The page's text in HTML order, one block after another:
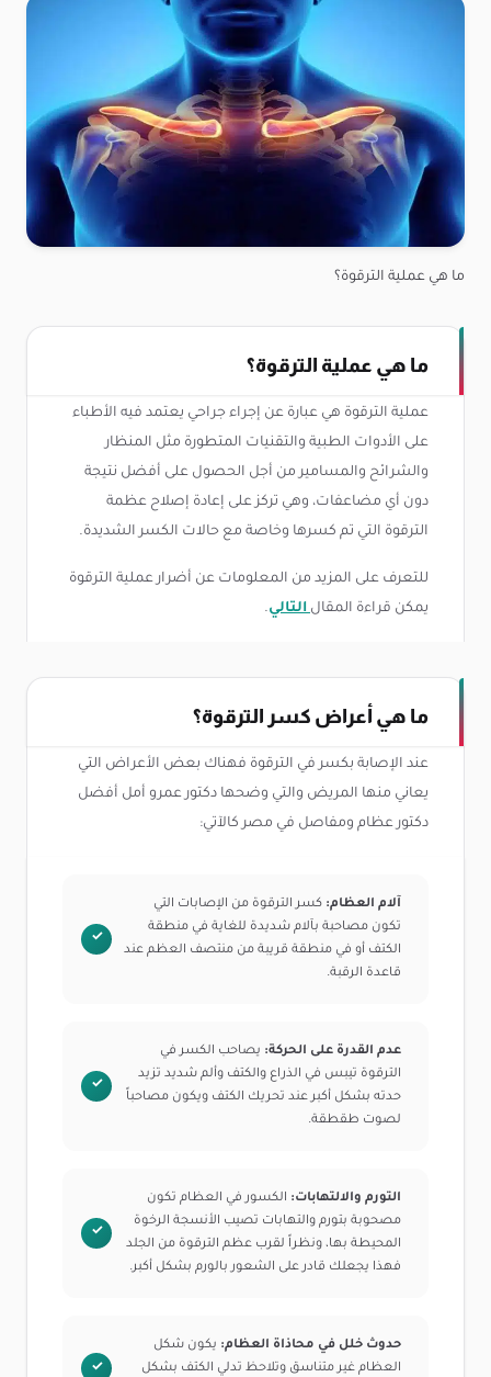
ما هي عملية الترقوة؟
ما هي عملية الترقوة؟
عملية الترقوة هي عبارة عن إجراء جراحي يعتمد فيه الأطباء
على الأدوات الطبية والتقنيات المتطورة مثل المنظار
والشرائح والمسامير من أجل الحصول على أفضل نتيجة
دون أي مضاعفات، وهي تركز على إعادة إصلاح عظمة
الترقوة التي تم كسرها وخاصة مع حالات الكسر الشديدة.
للتعرف على المزيد من المعلومات عن أضرار عملية الترقوة
يمكن قراءة المقالالتالي.
ما هي أعراض كسر الترقوة؟
عند الإصابة بكسر في الترقوة فهناك بعض الأعراض التي
يعاني منها المريض والتي وضحها دكتور عمرو أمل أفضل
دكتور عظام ومفاصل في مصر كالآتي:
آلام العظام: كسر الترقوة من الإصابات التي
تكون مصاحبة بآلام شديدة للغاية في منطقة
الكتف أو في منطقة قريبة من منتصف العظم عند
قاعدة الرقبة.
عدم القدرة على الحركة: يصاحب الكسر في
الترقوة تيبس في الذراع والكتف وألم شديد تزيد
حدته بشكل أكبر عند تحريك الكتف ويكون مصاحباً
لصوت طقطقة.
التورم والالتهابات: الكسور في العظام تكون
مصحوبة بتورم والتهابات تصيب الأنسجة الرخوة
المحيطة بها، ونظراً لقرب عظم الترقوة من الجلد
فهذا يجعلك قادر على الشعور بالورم بشكل أكبر.
حدوث خلل في محاذاة العظام: يكون شكل
العظام غير متناسق وتلاحظ تدلي الكتف بشكل